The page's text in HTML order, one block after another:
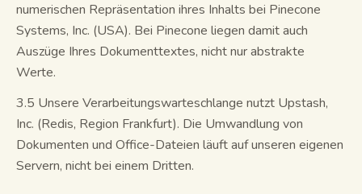
numerischen Repräsentation ihres Inhalts bei Pinecone
Systems, Inc. (USA). Bei Pinecone liegen damit auch
Auszüge Ihres Dokumenttextes, nicht nur abstrakte
Werte.
3.5 Unsere Verarbeitungswarteschlange nutzt Upstash,
Inc. (Redis, Region Frankfurt). Die Umwandlung von
Dokumenten und Office-Dateien läuft auf unseren eigenen
Servern, nicht bei einem Dritten.